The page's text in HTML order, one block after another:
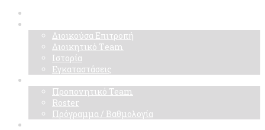
Διοικούσα Επιτροπή
Διοικητικό Τeam
Ιστορία
Εγκαταστάσεις
Προπονητικό Team
Roster
Πρόγραμμα / Βαθμολογία